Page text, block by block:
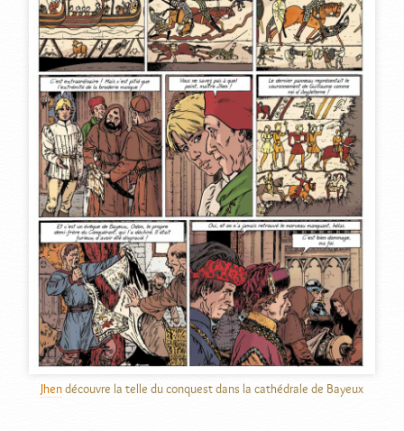
Jhendécouvre la telle du conquest dans la cathédrale de Bayeux